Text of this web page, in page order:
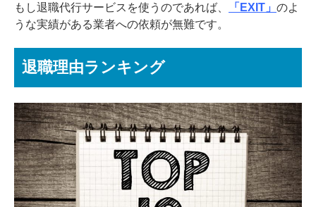
もし退職代行サービスを使うのであれば、 「 EXIT 」 のよ
うな実績がある業者への依頼が無難です。
退職理由ランキング